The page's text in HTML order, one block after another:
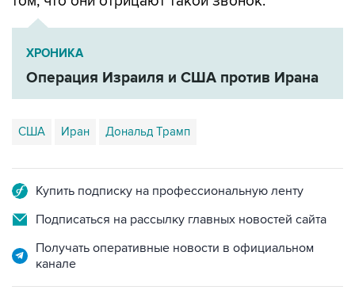
ХРОНИКА
Операция Израиля и США против Ирана
США Иран Дональд Трамп
Подписаться на рассылку главных новостей сайта
Получать оперативные новости в официальном
канале